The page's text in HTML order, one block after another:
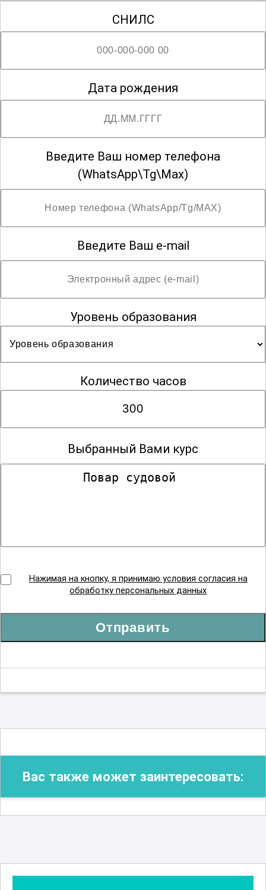
СНИЛС
Дата рождения
Введите Ваш номер телефона
(WhatsApp\Tg\Max)
Введите Ваш e-mail
Уровень образования
Количество часов
Выбранный Вами курс
Нажимая на кнопку, я принимаю условия согласия на
обработку персональных данных
Отправить
Вас также может заинтересовать: